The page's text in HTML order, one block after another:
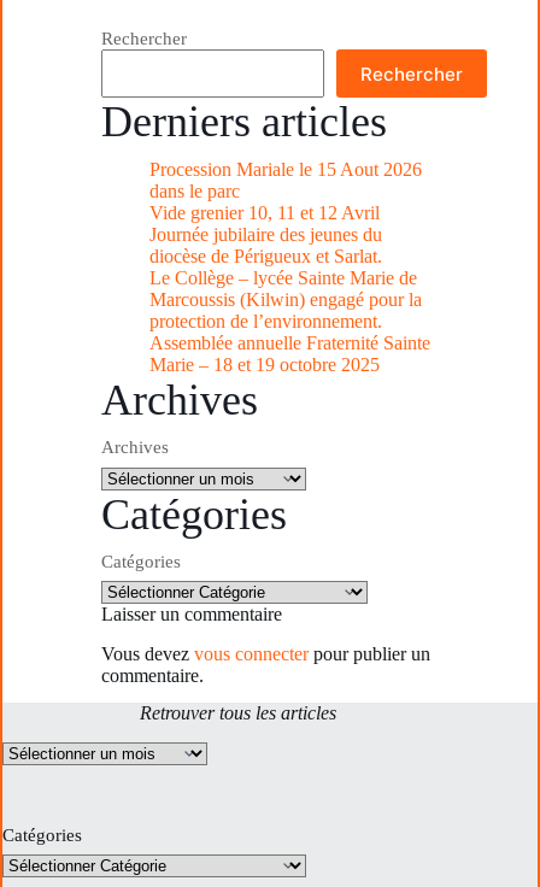
Rechercher
Rechercher
Derniers articles
Procession Mariale le 15 Aout 2026
dans le parc
Vide grenier 10, 11 et 12 Avril
Journée jubilaire des jeunes du
diocèse de Périgueux et Sarlat.
Le Collège – lycée Sainte Marie de
Marcoussis (Kilwin) engagé pour la
protection de l’environnement.
Assemblée annuelle Fraternité Sainte
Marie – 18 et 19 octobre 2025
Archives
Archives
Catégories
Catégories
Laisser un commentaire
Vous devez vous connecterpour publier un
commentaire.
Retrouver tous les articles
Archives
Catégories